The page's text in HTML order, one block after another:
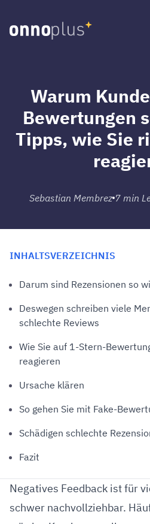
Warum
Bewertungen
Tipps, wie Sie
Sebastian Membrez 7 min
INHALTSVERZEICHNIS
Darum sind Rezensionen so
Deswegen schreiben viele
schlechte Reviews
Wie Sie auf 1-Stern-
reagieren
Ursache klären
So gehen Sie mit Fake-
Schädigen schlechte
Fazit
Negatives Feedback ist für
schwer nachvollziehbar.